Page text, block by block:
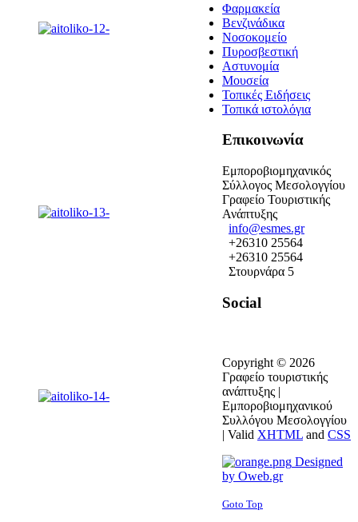
Φαρμακεία
Βενζινάδικα
Νοσοκομείο
Πυροσβεστική
Αστυνομία
Μουσεία
Τοπικές Ειδήσεις
Τοπικά ιστολόγια
Επικοινωνία
Εμποροβιομηχανικός
Σύλλογος Μεσολογγίου
Γραφείο Τουριστικής
Ανάπτυξης
info@esmes.gr
+26310 25564
+26310 25564
Στουρνάρα 5
Social
Copyright © 2026
Γραφείο τουριστικής
ανάπτυξης |
Εμπορoβιομηχανικού
Συλλόγου Μεσολογγίου
| Valid XHTML and CSS
Designed
by Oweb.gr
Goto Top